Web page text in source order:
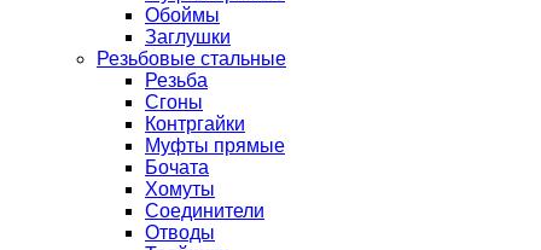
Обоймы
Заглушки
Резьбовые стальные
Резьба
Сгоны
Контргайки
Муфты прямые
Бочата
Хомуты
Соединители
Отводы